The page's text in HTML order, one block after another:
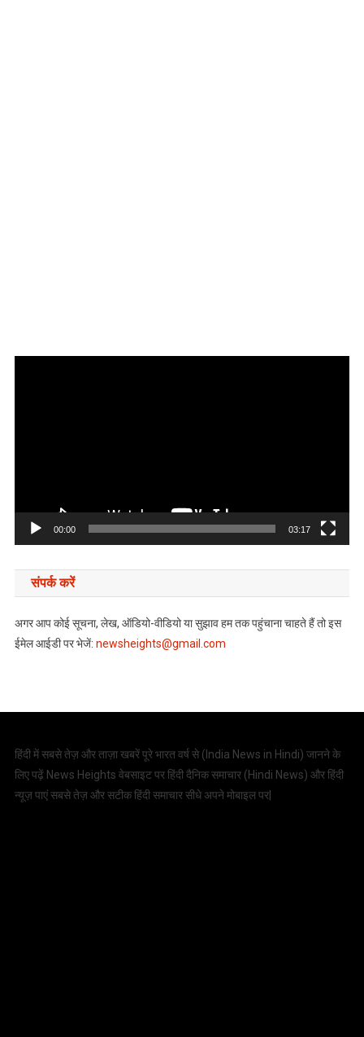
00:00 03:17
संपर्क करें
अगर आप कोई सूचना, लेख, ऑडियो-वीडियो या सुझाव हम तक पहुंचाना चाहते हैं तो इस
ईमेल आईडी पर भेजें: newsheights@gmail.com
हिंदी में सबसे तेज़ और ताज़ा खबरें पूरे भारत वर्ष से ( India News in Hindi) जानने के
लिए पढ़ें News Heights वेबसाइट पर हिंदी दैनिक समाचार (Hindi News) और हिंदी
न्यूज़ पाएं सबसे तेज़ और सटीक हिंदी समाचार सीधे अपने मोबाइल पर|